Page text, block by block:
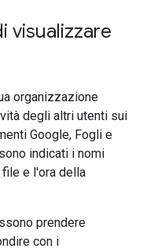
visualizzare
organizzazione
degli altri utenti sui
Google, Fogli e
indicati i nomi
e l'ora della
prendere
con i